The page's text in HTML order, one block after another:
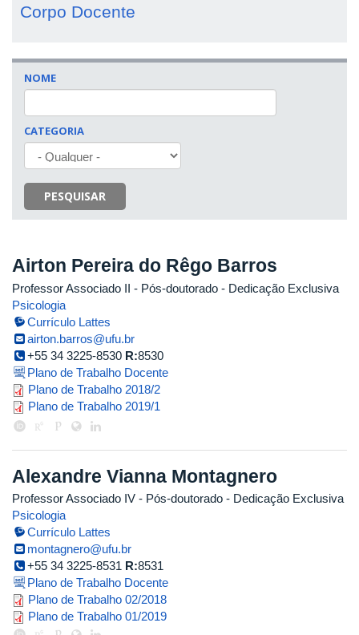
Corpo Docente
NOME
CATEGORIA
PESQUISAR
Airton Pereira do Rêgo Barros
Professor Associado II - Pós-doutorado - Dedicação Exclusiva
Psicologia
Currículo Lattes
airton.barros@ufu.br
+55 34 3225-8530 R:8530
Plano de Trabalho Docente
Plano de Trabalho 2018/2
Plano de Trabalho 2019/1
Alexandre Vianna Montagnero
Professor Associado IV - Pós-doutorado - Dedicação Exclusiva
Psicologia
Currículo Lattes
montagnero@ufu.br
+55 34 3225-8531 R:8531
Plano de Trabalho Docente
Plano de Trabalho 02/2018
Plano de Trabalho 01/2019